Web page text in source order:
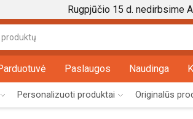
Rugpjūčio 15 d. nedirbsime
Paslaugos Naudinga
Personalizuoti produktai Originalūs